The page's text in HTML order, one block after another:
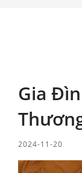
Gia
2024-11-20